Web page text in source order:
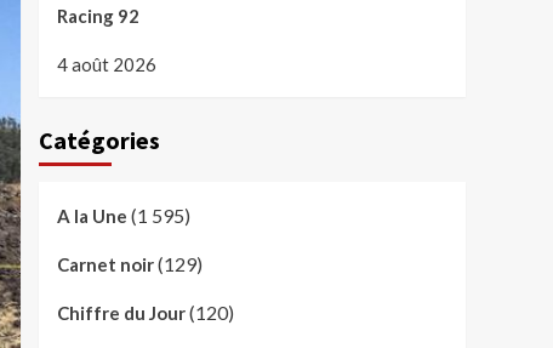
Racing 92
4 août 2026
Catégories
A la Une (1 595)
Carnet noir(129)
Chiffre du Jour(120)